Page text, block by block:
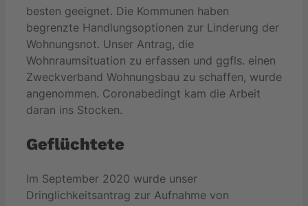
besten geeignet. Die Kommunen haben
begrenzte Handlungsoptionen zur Linderung der
Wohnungsnot. Unser Antrag, die
Wohnraumsituation zu erfassen und ggfls. einen
Zweckverband Wohnungsbau zu schaffen, wurde
angenommen. Coronabedingt kam die Arbeit
daran ins Stocken.
Geflüchtete
Im September 2020 wurde unser
Dringlichkeitsantrag zur Aufnahme von